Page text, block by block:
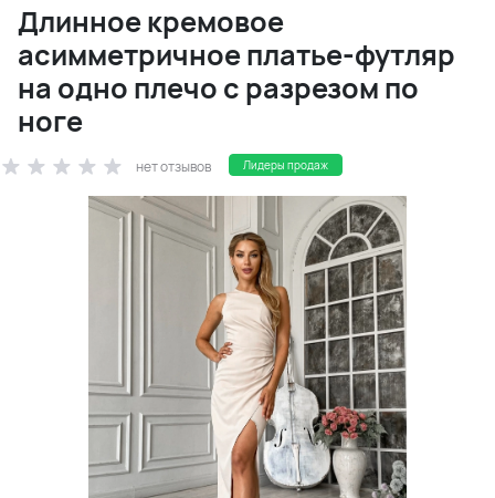
Длинное кремовое
асимметричное платье-футляр
на одно плечо с разрезом по
ноге
нет отзывов Лидеры продаж